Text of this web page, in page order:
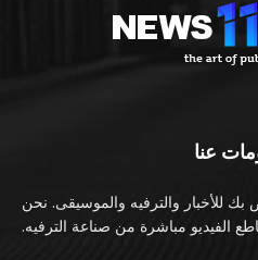
عنا
للأخبار والترفيه والموسيقى. نحن
الفيديو مباشرة من صناعة الترفيه.